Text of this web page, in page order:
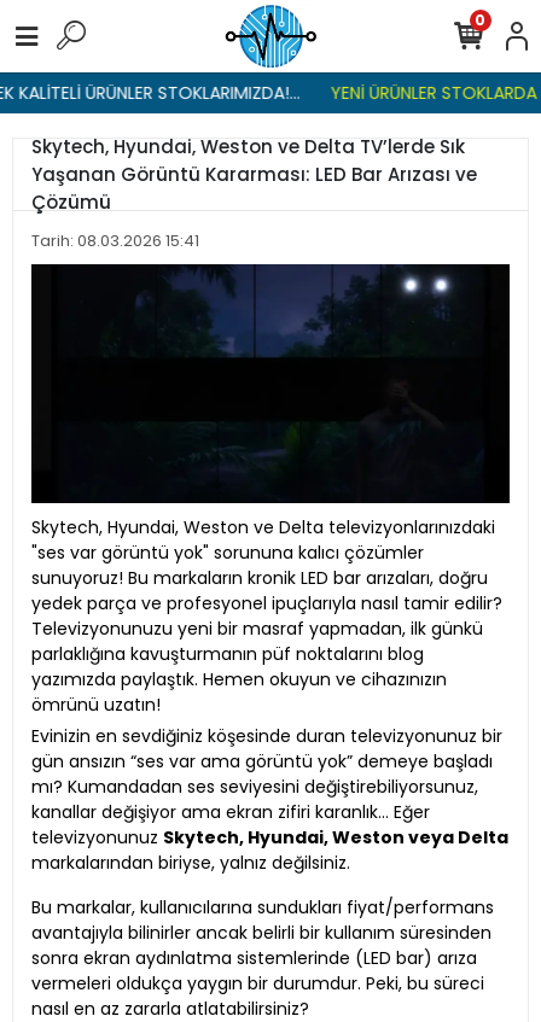
ÜRÜNLER STOKLARIMIZDA!... YENİ ÜRÜNLER STOKLARDA
0
Skytech, Hyundai, Weston ve Delta TV’lerde Sık
Yaşanan Görüntü Kararması: LED Bar Arızası ve
Çözümü
Tarih: 08.03.2026 15:41
Skytech, Hyundai, Weston ve Delta televizyonlarınızdaki
"ses var görüntü yok" sorununa kalıcı çözümler
sunuyoruz! Bu markaların kronik LED bar arızaları, doğru
yedek parça ve profesyonel ipuçlarıyla nasıl tamir edilir?
Televizyonunuzu yeni bir masraf yapmadan, ilk günkü
parlaklığına kavuşturmanın püf noktalarını blog
yazımızda paylaştık. Hemen okuyun ve cihazınızın
ömrünü uzatın!
Evinizin en sevdiğiniz köşesinde duran televizyonunuz bir
gün ansızın “ses var ama görüntü yok” demeye başladı
mı? Kumandadan ses seviyesini değiştirebiliyorsunuz,
kanallar değişiyor ama ekran zifiri karanlık... Eğer
televizyonunuz Skytech, Hyundai, Weston veya Delta
markalarından biriyse, yalnız değilsiniz.
Bu markalar, kullanıcılarına sundukları fiyat/performans
avantajıyla bilinirler ancak belirli bir kullanım süresinden
sonra ekran aydınlatma sistemlerinde (LED bar) arıza
vermeleri oldukça yaygın bir durumdur. Peki, bu süreci
nasıl en az zararla atlatabilirsiniz?